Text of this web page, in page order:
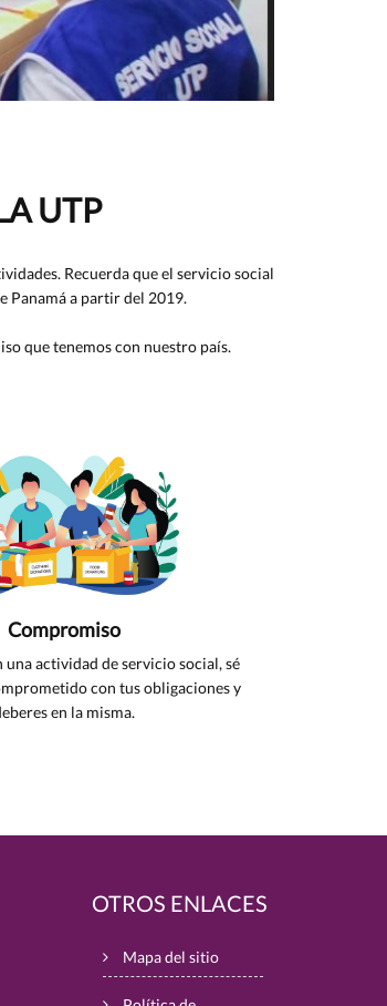
UTP
Recuerda que el servicio social
Panamá a partir del 2019.
que tenemos con nuestro país.
Compromiso
una actividad de servicio social, sé
con tus obligaciones y
en la misma.
OTROS ENLACES
Mapa del sitio